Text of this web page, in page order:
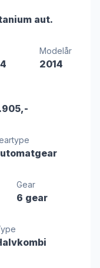
aut.
Modelår
2014
Gear
6 gear